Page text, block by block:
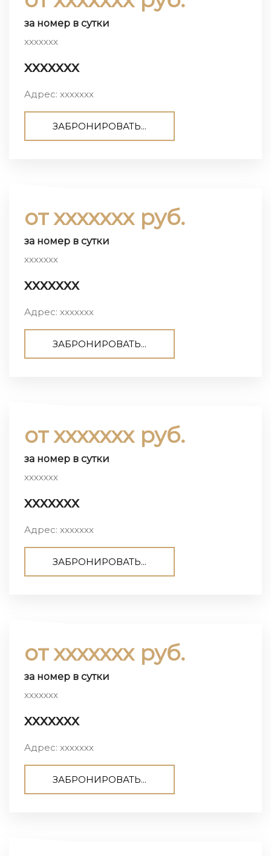
за номер в сутки
ххххххх
ххххххх
Адрес: ххххххх
ЗАБРОНИРОВАТЬ...
от ххххххх руб.
за номер в сутки
ххххххх
ххххххх
Адрес: ххххххх
ЗАБРОНИРОВАТЬ...
от ххххххх руб.
за номер в сутки
ххххххх
ххххххх
Адрес: ххххххх
ЗАБРОНИРОВАТЬ...
от ххххххх руб.
за номер в сутки
ххххххх
ххххххх
Адрес: ххххххх
ЗАБРОНИРОВАТЬ...